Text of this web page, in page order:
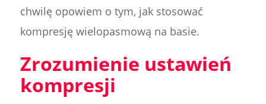
chwilę opowiem o tym, jak stosować
kompresję wielopasmową na basie.
Zrozumienie ustawień
kompresji